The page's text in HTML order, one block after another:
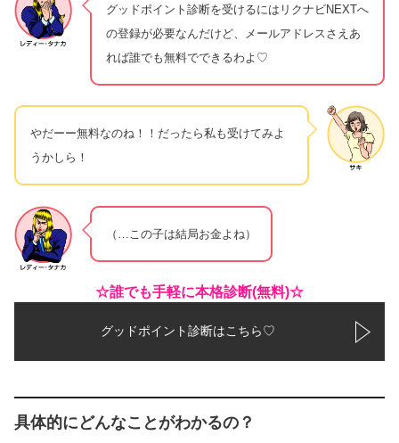
グッドポイント診断を受けるにはリクナビNEXTへ
の登録が必要なんだけど、メールアドレスさえあ
れば誰でも無料でできるわよ♡
やだーー無料なのね！！だったら私も受けてみよ
うかしら！
（…この子は結局お金よね）
☆誰でも手軽に本格診断(無料)☆
グッドポイント診断はこちら♡
具体的にどんなことがわかるの？